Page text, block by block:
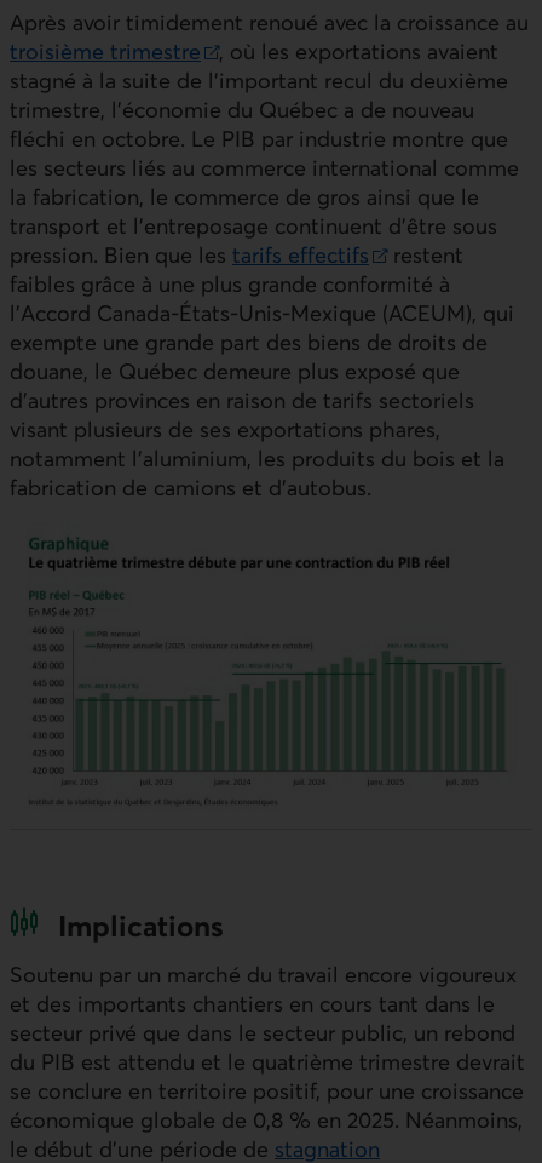
Après avoir timidement renoué avec la croissance au
troisième trimestre
Lien externe au site.
, où les exportations avaient
stagné à la suite de l’important recul du deuxième
trimestre, l’économie du Québec a de nouveau
fléchi en octobre. Le PIB par industrie montre que
les secteurs liés au commerce international comme
la fabrication, le commerce de gros ainsi que le
transport et l’entreposage continuent d’être sous
pression. Bien que les tarifs effectifs
Lien externe au site.
restent
faibles grâce à une plus grande conformité à
l’Accord Canada‒États-Unis‒Mexique (ACEUM), qui
exempte une grande part des biens de droits de
douane, le Québec demeure plus exposé que
d’autres provinces en raison de tarifs sectoriels
visant plusieurs de ses exportations phares,
notamment l’aluminium, les produits du bois et la
fabrication de camions et d’autobus.
Implications
Soutenu par un marché du travail encore vigoureux
et des importants chantiers en cours tant dans le
secteur privé que dans le secteur public, un rebond
du PIB est attendu et le quatrième trimestre devrait
se conclure en territoire positif, pour une croissance
économique globale de 0,8 % en 2025. Néanmoins,
le début d’une période de stagnation